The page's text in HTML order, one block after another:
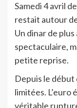
Samedi 4 avril
restait autour
Un dinar de
spectaculaire,
petite reprise.
Depuis le
limitées. L’euro
véritable